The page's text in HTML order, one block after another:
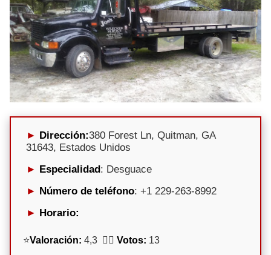
Dirección:380 Forest Ln, Quitman, GA
31643, Estados Unidos
Especialidad: Desguace
Número de teléfono: +1 229-263-8992
Horario:
⭐Valoración: 4,3 🕵️‍♀️ Votos: 13